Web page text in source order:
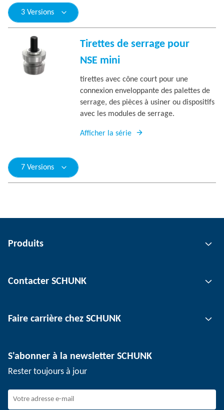
3 Versions
Tirettes de serrage pour
NSE mini
tirettes avec cône court pour une
connexion enveloppante des palettes de
serrage, des pièces à usiner ou dispositifs
avec les modules de serrage.
Afficher la série
7 Versions
Produits
Technologie d'automatisation
Technologie de serrage de pièce
Contacter SCHUNK
Sites
Événements
Dispositif de signalement SCHUNK
Faire carrière chez SCHUNK
Travailler chez SCHUNK
Jeunes professionnels
S'abonner à la newsletter SCHUNK
Rester toujours à jour